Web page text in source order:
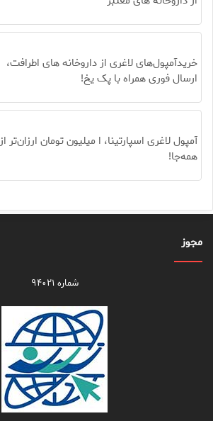
خریدآمپول‌های لاغری از داروخانه های اطرافت،
ارسال فوری همراه با پک یخ!
آمپول لاغری اسپارتینا، ا میلیون تومان ارزان‌تر از
همه‌جا!
مجوز
شماره ۹۴۰۲۱